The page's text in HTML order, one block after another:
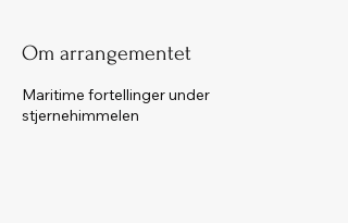
Om arrangementet
Maritime fortellinger under
stjernehimmelen